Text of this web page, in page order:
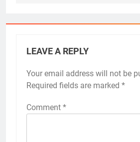
LEAVE A REPLY
Your email address will not be
Required fields are marked *
Comment *